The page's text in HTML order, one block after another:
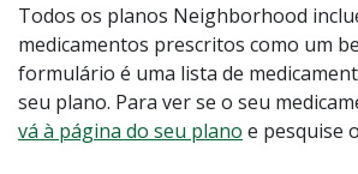
Todos os planos Neighborhood
medicamentos prescritos como um
formulário é uma lista de
seu plano. Para ver se o seu
vá à página do seu plano e pesquise